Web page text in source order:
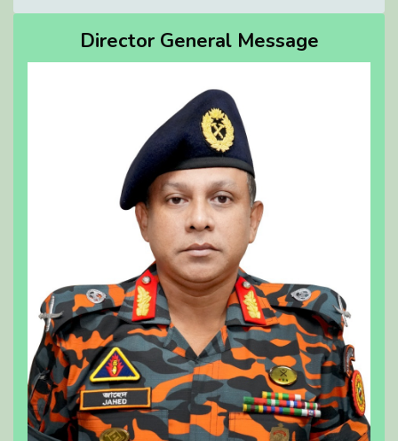
Director General Message